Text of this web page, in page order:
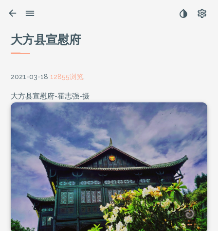
大方县宣慰府
2021-03-18 12855浏览
大方县宣慰府-霍志强-摄